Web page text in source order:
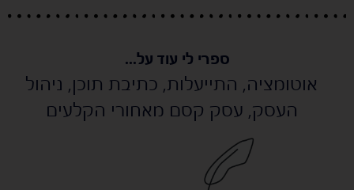
ספרי לי עוד על...
אוטומציה, התייעלות, כתיבת תוכן, ניהול
העסק, עסק קסם מאחורי הקלעים